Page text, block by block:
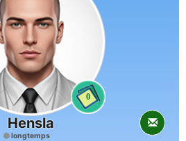
0
Hensla
longtemps